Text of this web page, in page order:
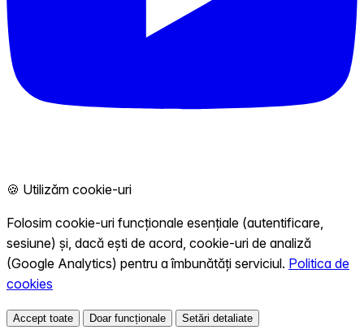
🍪 Utilizăm cookie-uri
Folosim cookie-uri funcționale esențiale (autentificare,
sesiune) și, dacă ești de acord, cookie-uri de analiză
(Google Analytics) pentru a îmbunătăți serviciul. Politica de
cookies
Accept toate Doar funcționale Setări detaliate